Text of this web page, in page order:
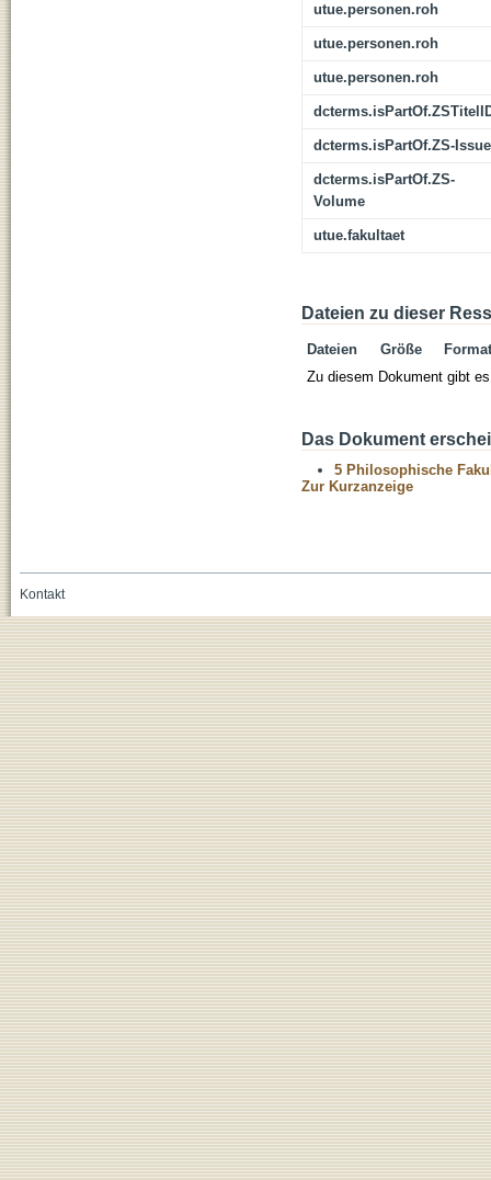
utue.personen.roh
utue.personen.roh
utue.personen.roh
dcterms.isPartOf.ZS-Issue
dcterms.isPartOf.ZS-
Volume
utue.fakultaet
Dateien zu dieser
Dateien Größe
Format
Zu diesem Dokument gibt
Das Dokument
5 Philosophische
Zur Kurzanzeige
Kontakt